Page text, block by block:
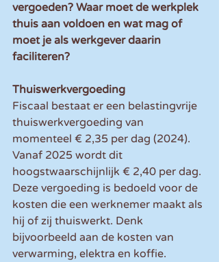
vergoeden? Waar moet de werkplek
thuis aan voldoen en wat mag of
moet je als werkgever daarin
faciliteren?
Thuiswerkvergoeding
Fiscaal bestaat er een belastingvrije
thuiswerkvergoeding van
momenteel € 2,35 per dag (2024).
Vanaf 2025 wordt dit
hoogstwaarschijnlijk € 2,40 per dag.
Deze vergoeding is bedoeld voor de
kosten die een werknemer maakt als
hij of zij thuiswerkt. Denk
bijvoorbeeld aan de kosten van
verwarming, elektra en koffie.